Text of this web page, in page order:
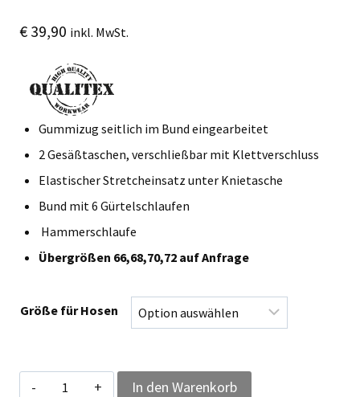
€ 39,90 inkl. MwSt.
Gummizug seitlich im Bund eingearbeitet
2 Gesäßtaschen, verschließbar mit Klettverschluss
Elastischer Stretcheinsatz unter Knietasche
Bund mit 6 Gürtelschlaufen
Hammerschlaufe
Übergrößen 66,68,70,72 auf Anfrage
Größe für Hosen
Qualitex
In den Warenkorb